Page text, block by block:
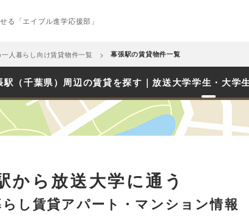
る「エイブル進学応援部」
一人暮らし向け賃貸物件一覧 幕張駅の賃貸物件一覧
駅（千葉県）周辺の賃貸を探す｜放送大学学生・大学
から放送大学に通う
し賃貸アパート・マンション情報